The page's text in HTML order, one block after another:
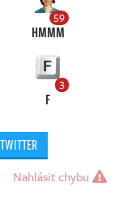
59
HMMM
3
F
Nahlásit chybu